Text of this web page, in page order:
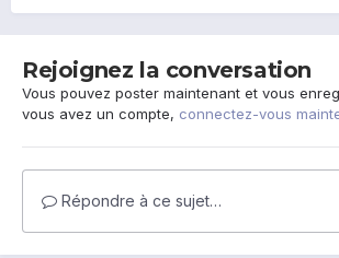
Rejoignez la conversation
Vous pouvez poster maintenant et vous
vous avez un compte, connectez-vous
Répondre à ce sujet…